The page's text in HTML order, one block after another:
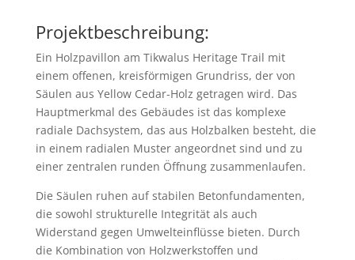
Projektbeschreibung:
Ein Holzpavillon am Tikwalus Heritage Trail mit
einem offenen, kreisförmigen Grundriss, der von
Säulen aus Yellow Cedar-Holz getragen wird. Das
Hauptmerkmal des Gebäudes ist das komplexe
radiale Dachsystem, das aus Holzbalken besteht, die
in einem radialen Muster angeordnet sind und zu
einer zentralen runden Öffnung zusammenlaufen.
Die Säulen ruhen auf stabilen Betonfundamenten,
die sowohl strukturelle Integrität als auch
Widerstand gegen Umwelteinflüsse bieten. Durch
die Kombination von Holzwerkstoffen und